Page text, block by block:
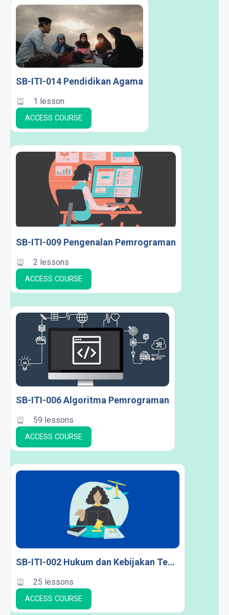
SB-ITI-014 Pendidikan Agama
1 lesson
ACCESS COURSE
SB-ITI-009 Pengenalan Pemrograman
2 lessons
ACCESS COURSE
SB-ITI-006 Algoritma Pemrograman
59 lessons
ACCESS COURSE
SB-ITI-002 Hukum dan Kebijakan Teknologi Informasi
25 lessons
ACCESS COURSE